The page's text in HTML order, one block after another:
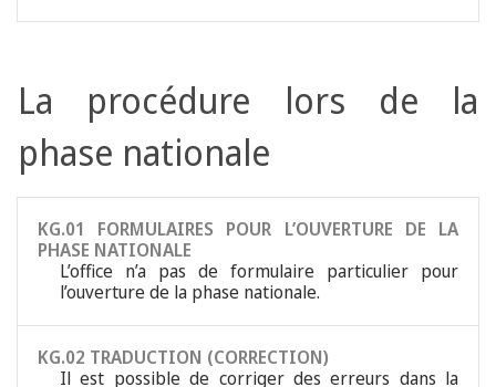
La procédure lors de la
phase nationale
KG.01 FORMULAIRES POUR L’OUVERTURE DE LA
PHASE NATIONALE
L’office n’a pas de formulaire particulier pour
l’ouverture de la phase nationale.
KG.02 TRADUCTION (CORRECTION)
Il est possible de corriger des erreurs dans la